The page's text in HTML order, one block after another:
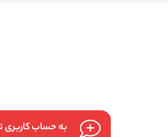
به حساب کاربری